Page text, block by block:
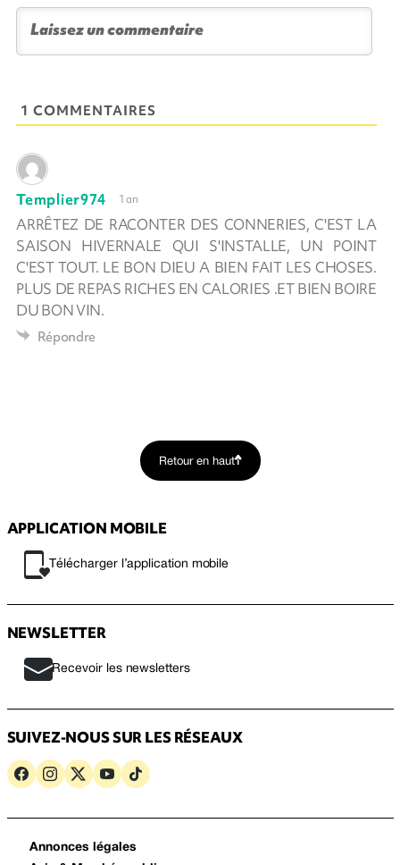
1 COMMENTAIRES
Templier974 1 an
ARRÊTEZ DE RACONTER DES CONNERIES, C'EST LA
SAISON HIVERNALE QUI S'INSTALLE, UN POINT
C'EST TOUT. LE BON DIEU A BIEN FAIT LES CHOSES.
PLUS DE REPAS RICHES EN CALORIES .ET BIEN BOIRE
DU BON VIN.
Répondre
Retour en haut
APPLICATION MOBILE
Télécharger l’application mobile
NEWSLETTER
Recevoir les newsletters
SUIVEZ-NOUS SUR LES RÉSEAUX
Annonces légales